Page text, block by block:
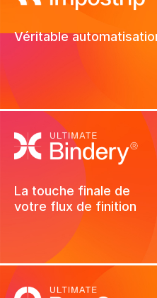
Véritable
La touche finale de
votre flux de finition